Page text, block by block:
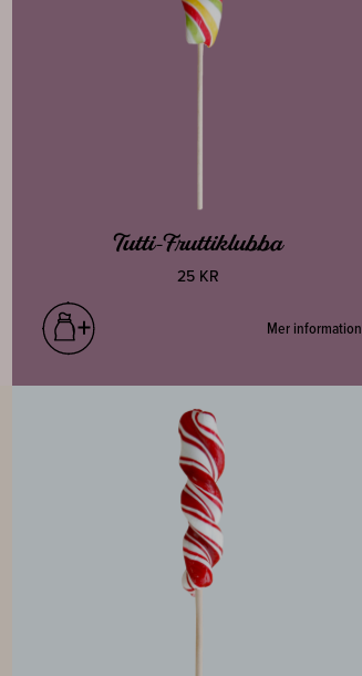
Tutti-Fruttiklubba
25 KR
Mer information